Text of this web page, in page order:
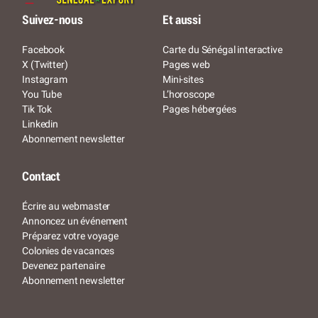
Suivez-nous
Facebook
X (Twitter)
Instagram
You Tube
Tik Tok
Linkedin
Abonnement newsletter
Et aussi
Carte du Sénégal interactive
Pages web
Mini-sites
L’horoscope
Pages hébergées
Contact
Écrire au webmaster
Annoncez un événement
Préparez votre voyage
Colonies de vacances
Devenez partenaire
Abonnement newsletter